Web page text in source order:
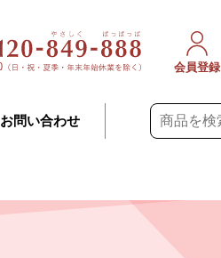
お問い合わせ
会員登録